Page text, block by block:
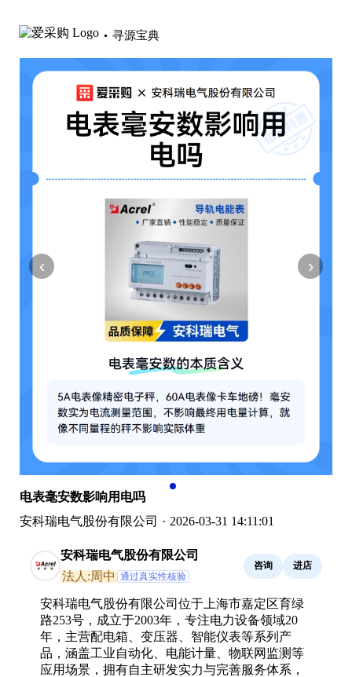
寻源宝典
‹ ›
电表毫安数影响用电吗
安科瑞电气股份有限公司 · 2026-03-31 14:11:01
安科瑞电气股份有限公司
法人:周中 通过真实性核验
咨询 进店
安科瑞电气股份有限公司位于上海市嘉定区育绿
路253号，成立于2003年，专注电力设备领域20
年，主营配电箱、变压器、智能仪表等系列产
品，涵盖工业自动化、电能计量、物联网监测等
应用场景，拥有自主研发实力与完善服务体系，